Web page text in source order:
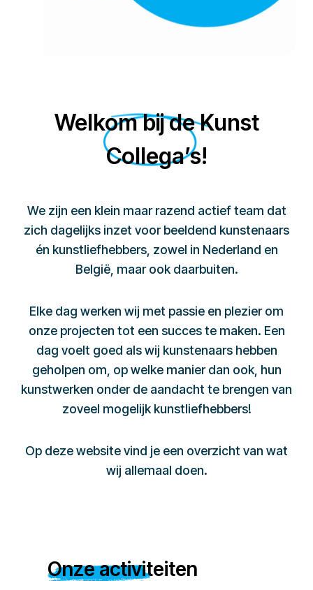
Welkom bij de Kunst
Collega’s!
We zijn een klein maar razend actief team dat
zich dagelijks inzet voor beeldend kunstenaars
én kunstliefhebbers, zowel in Nederland en
België, maar ook daarbuiten.
Elke dag werken wij met passie en plezier om
onze projecten tot een succes te maken. Een
dag voelt goed als wij kunstenaars hebben
geholpen om, op welke manier dan ook, hun
kunstwerken onder de aandacht te brengen van
zoveel mogelijk kunstliefhebbers!
Op deze website vind je een overzicht van wat
wij allemaal doen.
Onze activiteiten